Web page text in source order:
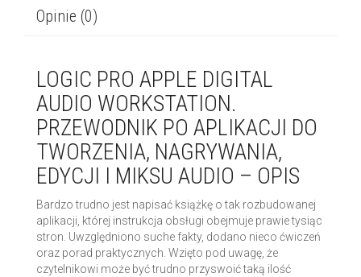
Opinie (0)
LOGIC PRO APPLE DIGITAL
AUDIO WORKSTATION.
PRZEWODNIK PO APLIKACJI DO
TWORZENIA, NAGRYWANIA,
EDYCJI I MIKSU AUDIO – OPIS
Bardzo trudno jest napisać książkę o tak rozbudowanej
aplikacji, której instrukcja obsługi obejmuje prawie tysiąc
stron. Uwzględniono suche fakty, dodano nieco ćwiczeń
oraz porad praktycznych. Wzięto pod uwagę, że
czytelnikowi może być trudno przyswoić taką ilość